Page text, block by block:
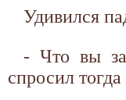
Удивился
- Что вы
спросил